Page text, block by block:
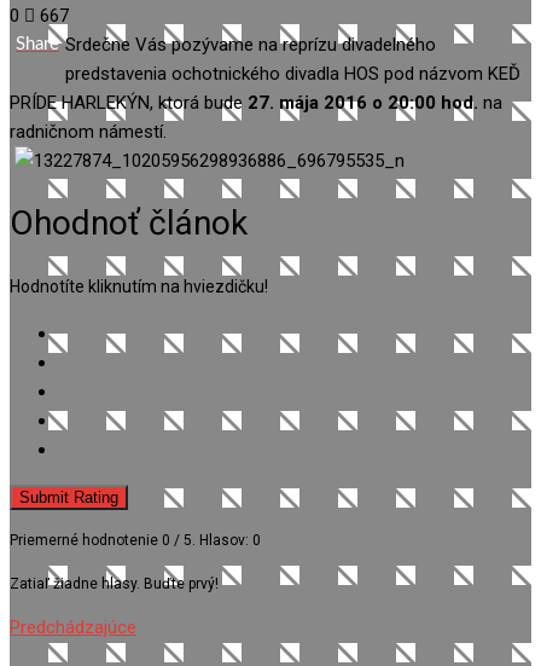
0
667
Share Srdečne Vás pozývame na reprízu divadelného
predstavenia ochotnického divadla HOS pod názvom KEĎ
PRÍDE HARLEKÝN, ktorá bude 27. mája 2016 o 20:00 hod. na
radničnom námestí.
Ohodnoť článok
Hodnotíte kliknutím na hviezdičku!
Submit Rating
Priemerné hodnotenie 0 / 5. Hlasov: 0
Zatiaľ žiadne hlasy. Buďte prvý!
Predchádzajúce